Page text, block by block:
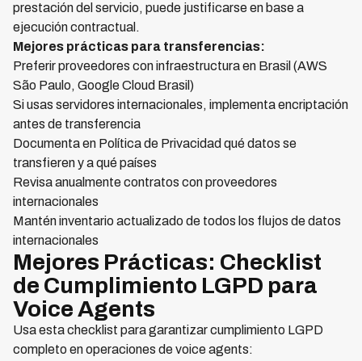
prestación del servicio, puede justificarse en base a
ejecución contractual.
Mejores prácticas para transferencias:
Preferir proveedores con infraestructura en Brasil (AWS
São Paulo, Google Cloud Brasil)
Si usas servidores internacionales, implementa encriptación
antes de transferencia
Documenta en Política de Privacidad qué datos se
transfieren y a qué países
Revisa anualmente contratos con proveedores
internacionales
Mantén inventario actualizado de todos los flujos de datos
internacionales
Mejores Prácticas: Checklist
de Cumplimiento LGPD para
Voice Agents
Usa esta checklist para garantizar cumplimiento LGPD
completo en operaciones de voice agents: